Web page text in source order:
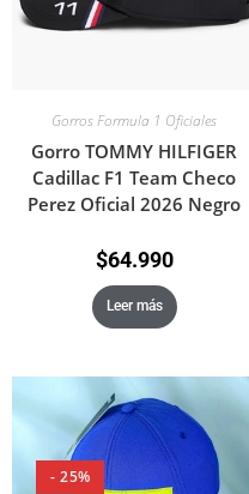
Gorros Formula 1 Oficiales
Gorro TOMMY HILFIGER
Cadillac F1 Team Checo
Perez Oficial 2026 Negro
$64.990
Leer más
- 25%